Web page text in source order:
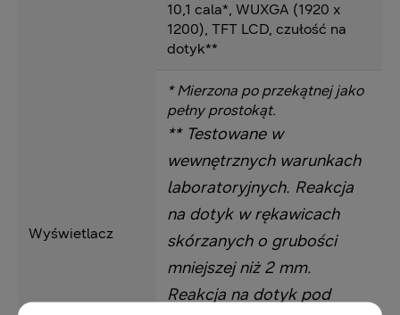
Wyświetlacz
10,1 cala*, WUXGA (1920 x
1200), TFT LCD, czułość na
dotyk**
* Mierzona po przekątnej jako
pełny prostokąt.
** Testowane w
wewnętrznych warunkach
laboratoryjnych. Reakcja
na dotyk w rękawicach
skórzanych o grubości
mniejszej niż 2 mm.
Reakcja na dotyk pod